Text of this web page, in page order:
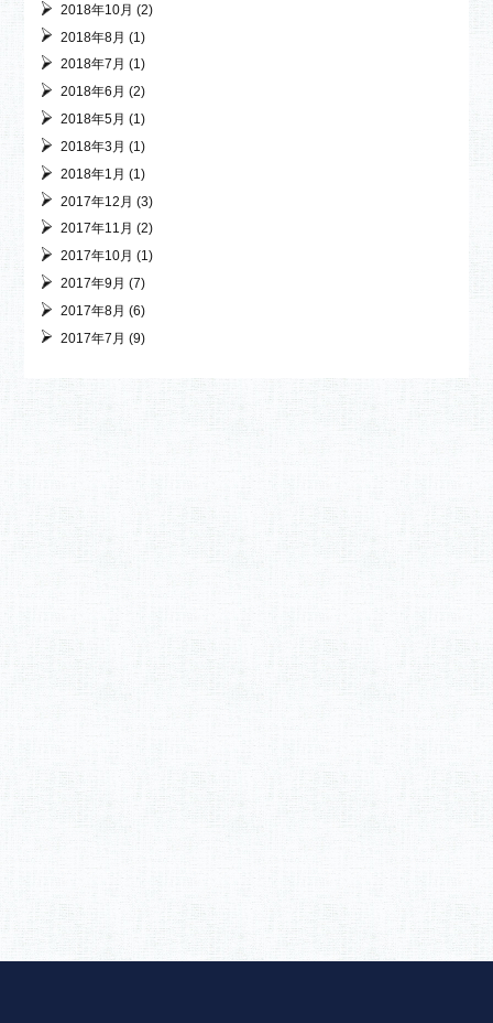
2018年10月 (2)
2018年8月 (1)
2018年7月 (1)
2018年6月 (2)
2018年5月 (1)
2018年3月 (1)
2018年1月 (1)
2017年12月 (3)
2017年11月 (2)
2017年10月 (1)
2017年9月 (7)
2017年8月 (6)
2017年7月 (9)